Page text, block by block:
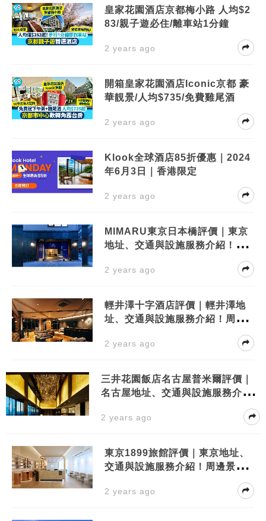
皇家花園酒店京都梅小路 人均$2
83/親子遊必住/離車站1分鐘
2 years ago
開箱皇家花園酒店Iconic京都 豪
華靚景/人均$735/免費雞尾酒
2 years ago
Klook全球酒店85折優惠｜2024
年6月3日｜香港限定
2 years ago
MIMARU東京日本橋評價｜東京
地址、交通與設施服務介紹！周
2 years ago
輕井澤十字酒店評價｜輕井澤地
址、交通與設施服務介紹！周邊
2 years ago
三井花園飯店名古屋普米爾評價｜
名古屋地址、交通與設施服務介
2 years ago
東京1899旅館評價｜東京地址、
交通與設施服務介紹！周邊景點
2 years ago